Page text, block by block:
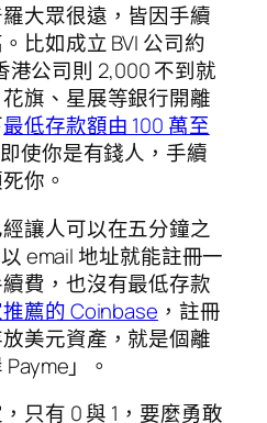
大眾很遠，皆因手續
比如成立 BVI 公司約
港公司則 2,000 不到就
旗、星展等銀行開離
最低存款額由 100 萬至
使你是有錢人，手續
你。
讓人可以在五分鐘之
email 地址就能註冊一
費，也沒有最低存款
薦的 Coinbase ，註冊
美元資產，就是個離
」。
只有 0 與 1，要麼勇敢